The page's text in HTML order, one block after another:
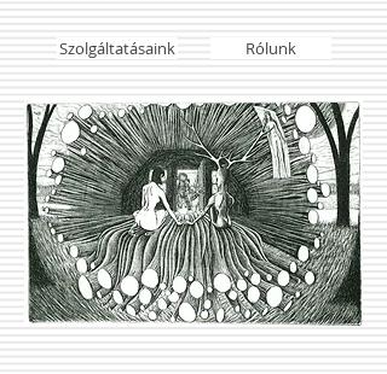
Szolgáltatásaink Rólunk